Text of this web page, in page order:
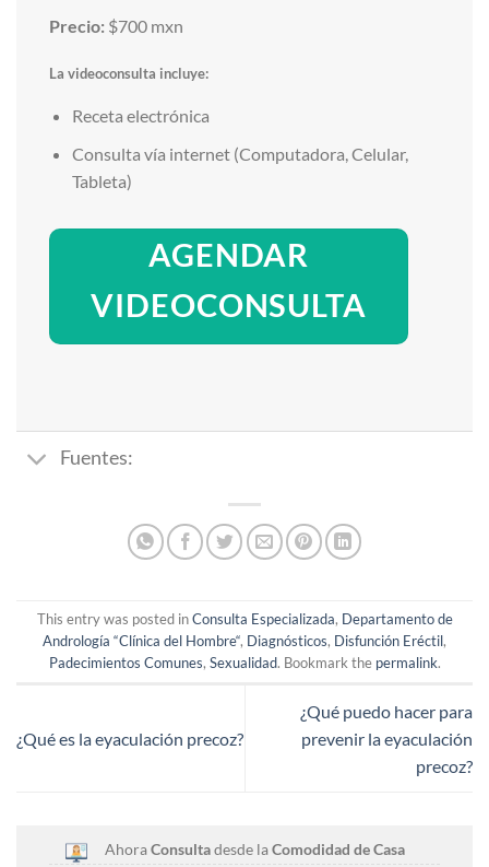
Precio: $700 mxn
La videoconsulta incluye:
Receta electrónica
Consulta vía internet (Computadora, Celular,
Tableta)
AGENDAR
VIDEOCONSULTA
Fuentes:
This entry was posted inConsulta Especializada, Departamento de
Andrología “Clínica del Hombre“, Diagnósticos, Disfunción Eréctil,
Padecimientos Comunes, Sexualidad. Bookmark the permalink.
¿Qué es la eyaculación precoz?
¿Qué puedo hacer para
prevenir la eyaculación
precoz?
AhoraConsultadesde laComodidad de Casa